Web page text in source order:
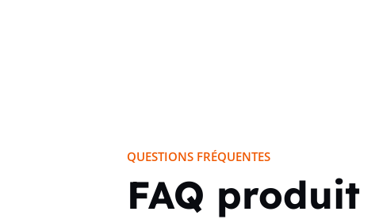
communication en fait un choix pertinent pour les
équipements est indispensable.
Compteur intégré et secours
QUESTIONS FRÉQUENTES
FAQ produit